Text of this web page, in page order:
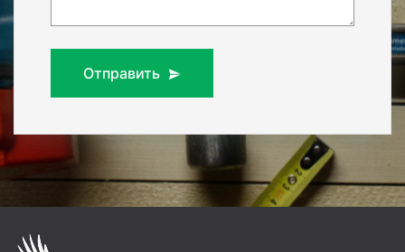
Отправить